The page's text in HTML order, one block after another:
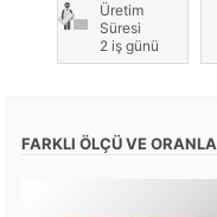
Üretim
Süresi
2 iş günü
FARKLI ÖLÇÜ VE